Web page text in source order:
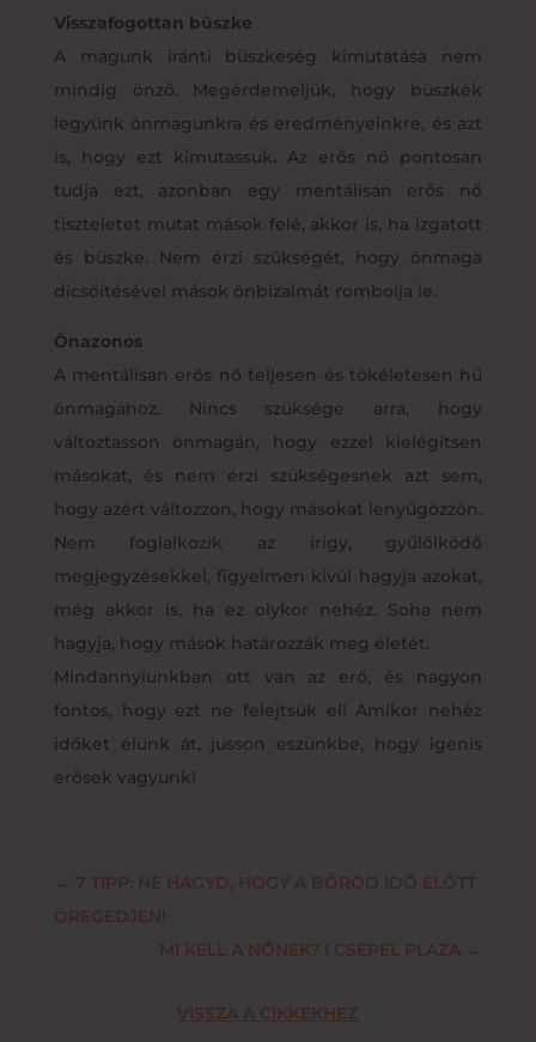
Visszafogottan büszke
A magunk iránti büszkeség kimutatása nem
mindig önző. Megérdemeljük, hogy büszkék
legyünk önmagunkra és eredményeinkre, és azt
is, hogy ezt kimutassuk. Az erős nő pontosan
tudja ezt, azonban egy mentálisan erős nő
tiszteletet mutat mások felé, akkor is, ha izgatott
és büszke. Nem érzi szükségét, hogy önmaga
dicsőítésével mások önbizalmát rombolja le.
Önazonos
A mentálisan erős nő teljesen és tökéletesen hű
önmagához. Nincs szüksége arra, hogy
változtasson önmagán, hogy ezzel kielégítsen
másokat, és nem érzi szükségesnek azt sem,
hogy azért változzon, hogy másokat lenyűgözzön.
Nem foglalkozik az irigy, gyűlölködő
megjegyzésekkel, figyelmen kívül hagyja azokat,
még akkor is, ha ez olykor nehéz. Soha nem
hagyja, hogy mások határozzák meg életét.
Mindannyiunkban ott van az erő, és nagyon
fontos, hogy ezt ne felejtsük el! Amikor nehéz
időket élünk át, jusson eszünkbe, hogy igenis
erősek vagyunk!